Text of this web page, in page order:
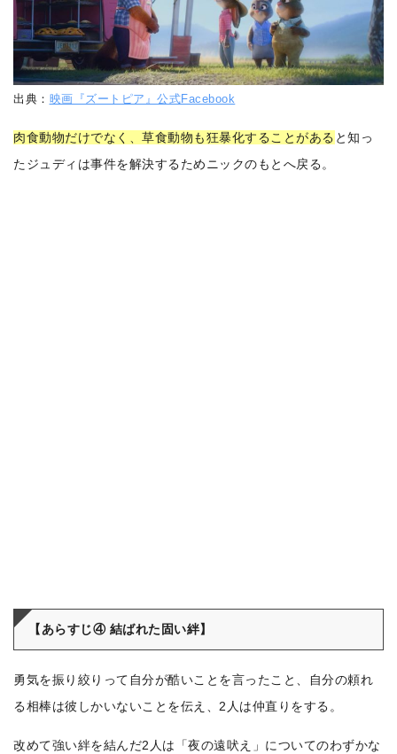
出典： 映画『ズートピア』公式Facebook
肉食動物だけでなく、草食動物も狂暴化することがある と知っ
たジュディは事件を解決するためニックのもとへ戻る。
【あらすじ④ 結ばれた固い絆】
勇気を振り絞りって自分が酷いことを言ったこと、自分の頼れ
る相棒は彼しかいないことを伝え、2人は仲直りをする。
改めて強い絆を結んだ2人は「夜の遠吠え」についてのわずかな